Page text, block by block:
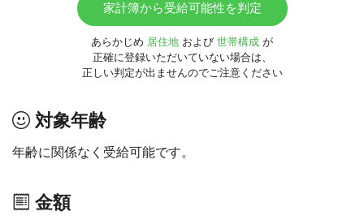
家計簿から受給可能性を判定
あらかじめ 居住地 および 世帯構成 が
正確に登録いただいていない場合は、
正しい判定が出ませんのでご注意ください
対象年齢
年齢に関係なく受給可能です。
金額